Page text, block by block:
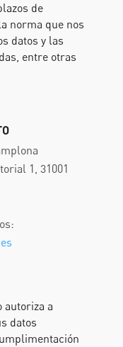
de
norma que nos
datos y las
entre otras
1, 31001
autoriza a
datos